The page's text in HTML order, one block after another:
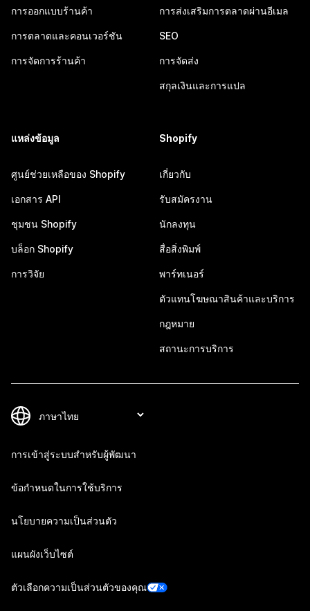
การออกแบบร้านค้า
การตลาดและคอนเวอร์ชัน
การจัดการร้านค้า
การส่งเสริมการตลาดผ่านอีเมล
SEO
การจัดส่ง
สกุลเงินและการแปล
แหล่งข้อมูล
ศูนย์ช่วยเหลือของ Shopify
เอกสาร API
ชุมชน Shopify
บล็อก Shopify
การวิจัย
Shopify
เกี่ยวกับ
รับสมัครงาน
นักลงทุน
สื่อสิ่งพิมพ์
พาร์ทเนอร์
ตัวแทนโฆษณาสินค้าและบริการ
กฎหมาย
สถานะการบริการ
การเข้าสู่ระบบสำหรับผู้พัฒนา
ข้อกำหนดในการใช้บริการ
นโยบายความเป็นส่วนตัว
แผนผังเว็บไซต์
ตัวเลือกความเป็นส่วนตัวของคุณ